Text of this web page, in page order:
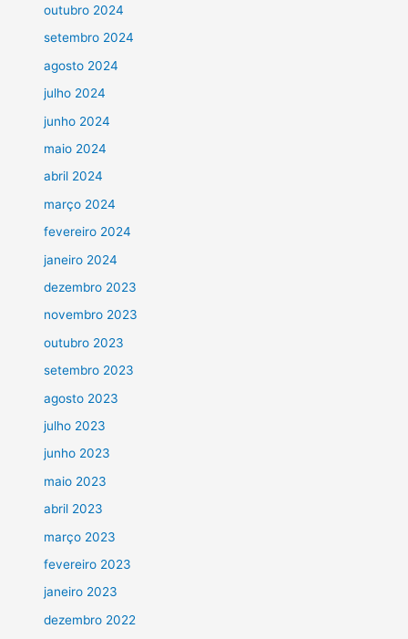
outubro 2024
setembro 2024
agosto 2024
julho 2024
junho 2024
maio 2024
abril 2024
março 2024
fevereiro 2024
janeiro 2024
dezembro 2023
novembro 2023
outubro 2023
setembro 2023
agosto 2023
julho 2023
junho 2023
maio 2023
abril 2023
março 2023
fevereiro 2023
janeiro 2023
dezembro 2022